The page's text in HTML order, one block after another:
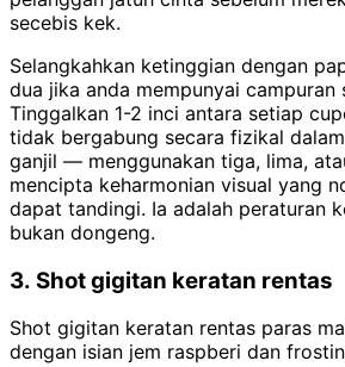
secebis kek.
Selangkahkan ketinggian dengan
dua jika anda mempunyai campuran
Tinggalkan 1-2 inci antara setiap
tidak bergabung secara fizikal
ganjil — menggunakan tiga, lima,
mencipta keharmonian visual yang
dapat tandingi. Ia adalah peraturan
bukan dongeng.
3. Shot gigitan keratan rentas
Shot gigitan keratan rentas paras
dengan isian jem raspberi dan